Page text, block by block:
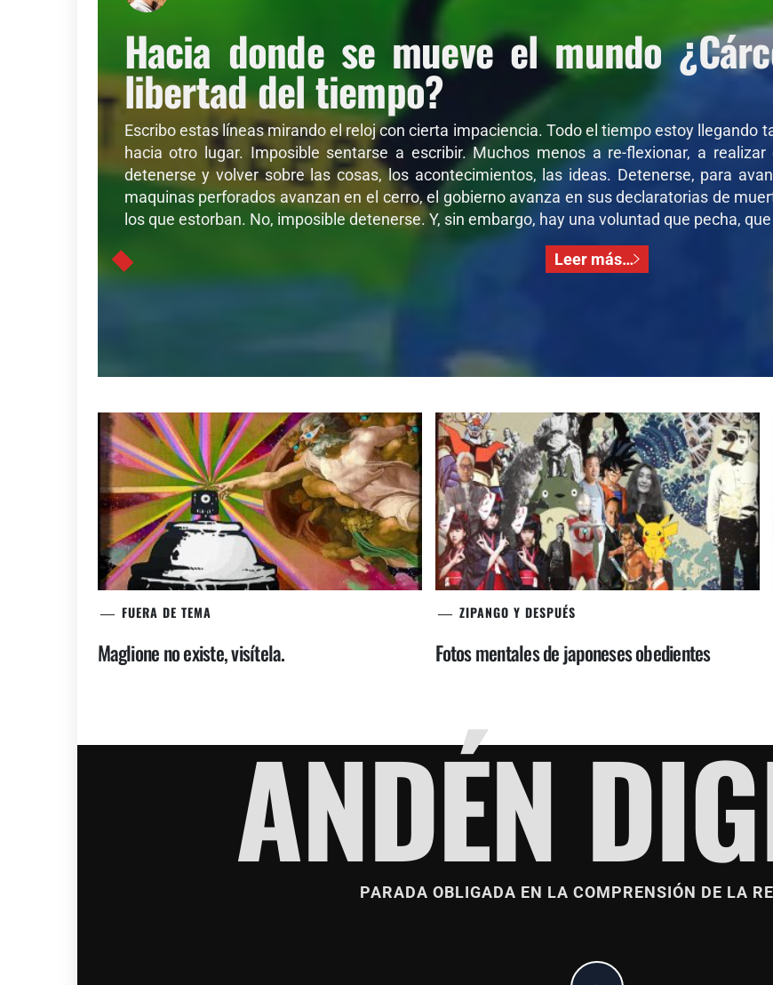
Hacia donde se mueve el mundo
libertad del tiempo?
Escribo estas líneas mirando el reloj con cierta impaciencia. Todo el tiempo estoy llegando
hacia otro lugar. Imposible sentarse a escribir. Muchos menos a re-flexionar, a
detenerse y volver sobre las cosas, los acontecimientos, las ideas. Detenerse, para
maquinas perforados avanzan en el cerro, el gobierno avanza en sus declaratorias de
los que estorban. No, imposible detenerse. Y, sin embargo, hay una voluntad que pecha,
Leer más…
FUERA DE TEMA
Maglione no existe, visítela.
ZIPANGO Y DESPUÉS
Fotos mentales de japoneses obedientes
ANDÉN
PARADA OBLIGADA EN LA COMPRENSIÓN DE LA